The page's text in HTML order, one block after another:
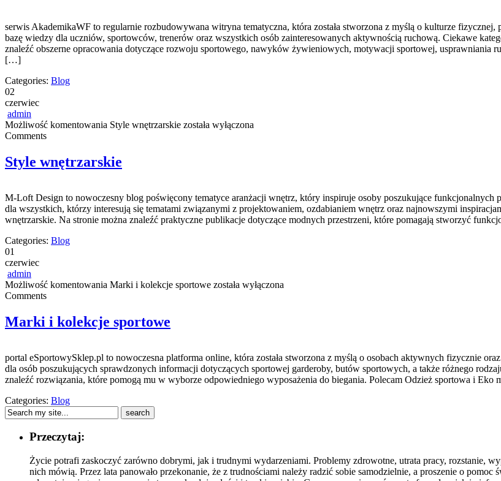
serwis AkademikaWF to regularnie rozbudowywana witryna tematyczna, która została stworzona z myślą o kulturze
bazę wiedzy dla uczniów, sportowców, trenerów oraz wszystkich osób zainteresowanych aktywnością ruchową. Ciekawe
znaleźć obszerne opracowania dotyczące rozwoju sportowego, nawyków żywieniowych, motywacji sportowej, usprawniania
[…]
Categories: Blog
02
czerwiec
admin
Możliwość komentowania Style wnętrzarskie została wyłączona
Comments
Style wnętrzarskie
M-Loft Design to nowoczesny blog poświęcony tematyce aranżacji wnętrz, który inspiruje osoby poszukujące funkcjonalnych
dla wszystkich, którzy interesują się tematami związanymi z projektowaniem, ozdabianiem wnętrz oraz najnowszymi
wnętrzarskie. Na stronie można znaleźć praktyczne publikacje dotyczące modnych przestrzeni, które pomagają stworzyć
Categories: Blog
01
czerwiec
admin
Możliwość komentowania Marki i kolekcje sportowe została wyłączona
Comments
Marki i kolekcje sportowe
portal eSportowySklep.pl to nowoczesna platforma online, która została stworzona z myślą o osobach aktywnych fizycznie
dla osób poszukujących sprawdzonych informacji dotyczących sportowej garderoby, butów sportowych, a także różnego
znaleźć rozwiązania, które pomogą mu w wyborze odpowiedniego wyposażenia do biegania. Polecam Odzież sportowa i
Categories: Blog
Przeczytaj:
Życie potrafi zaskoczyć zarówno dobrymi, jak i trudnymi wydarzeniami. Problemy zdrowotne, utrata pracy, rozstanie,
nich mówią. Przez lata panowało przekonanie, że z trudnościami należy radzić sobie samodzielnie, a proszenie o pomoc